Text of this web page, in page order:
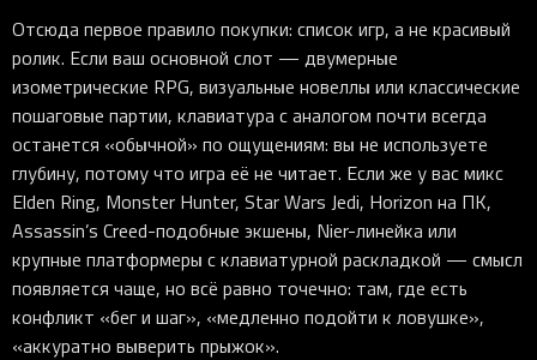
Отсюда первое правило покупки: список игр, а не красивый
ролик. Если ваш основной слот — двумерные
изометрические RPG, визуальные новеллы или классические
пошаговые партии, клавиатура с аналогом почти всегда
останется «обычной» по ощущениям: вы не используете
глубину, потому что игра её не читает. Если же у вас микс
Elden Ring, Monster Hunter, Star Wars Jedi, Horizon на ПК,
Assassin’s Creed-подобные экшены, Nier-линейка или
крупные платформеры с клавиатурной раскладкой — смысл
появляется чаще, но всё равно точечно: там, где есть
конфликт «бег и шаг», «медленно подойти к ловушке»,
«аккуратно выверить прыжок».